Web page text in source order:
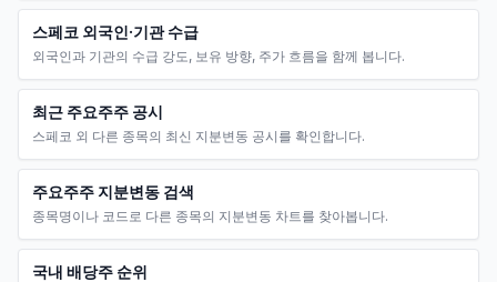
스페코 외국인·기관 수급
외국인과 기관의 수급 강도, 보유 방향, 주가 흐름을 함께 봅니다.
최근 주요주주 공시
스페코 외 다른 종목의 최신 지분변동 공시를 확인합니다.
주요주주 지분변동 검색
종목명이나 코드로 다른 종목의 지분변동 차트를 찾아봅니다.
국내 배당주 순위